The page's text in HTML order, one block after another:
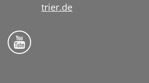
trier.de
Folge uns auf YouTube